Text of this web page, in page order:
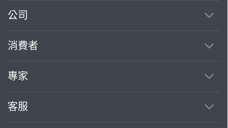
公司
消費者
專家
客服